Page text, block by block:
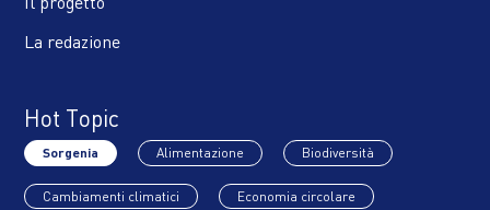
La redazione
Hot Topic
Sorgenia Alimentazione Biodiversità
Cambiamenti climatici Economia circolare